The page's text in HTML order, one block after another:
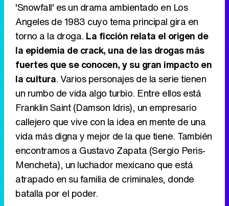
Tráiler de '33 días', la nueva serie de Atresplayer con Julián Villagrán y José Manuel Poga
Tráiler en catalán de 'Ravalear', la nueva serie de HBO Max sobre los fondos buitre
Tráiler de la tercera temporada de 'The Walking Dead: Dead City' de AMC+
'Snowfall' es un drama ambientado en Los
Angeles de 1983 cuyo tema principal gira en
torno a la droga. La ficción relata el origen de
la epidemia de crack, una de las drogas más
fuertes que se conocen, y su gran impacto en
la cultura. Varios personajes de la serie tienen
un rumbo de vida algo turbio. Entre ellos está
Franklin Saint (Damson Idris), un empresario
callejero que vive con la idea en mente de una
vida más digna y mejor de la que tiene. También
encontramos a Gustavo Zapata (Sergio Peris-
Mencheta), un luchador mexicano que está
atrapado en su familia de criminales, donde
batalla por el poder.